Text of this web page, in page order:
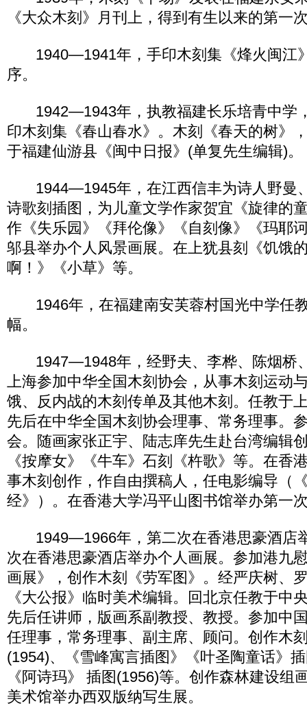
《大众木刻》月刊上，得到有生以来的第一
1940—1941年，手印木刻集《烽火闽江
序。
1942—1943年，执教福建长乐培青中学
印木刻集《春山春水》。木刻《春天的树》
于福建仙游县《闽中日报》(单复先生编辑)。
1944—1945年，在江西信丰为诗人野曼
诗歌刻插图，为儿童文学作家贺宜《旋律的
作《失乐园》《拜伦像》《自刻像》《玛耶
邬县举办个人风景画展。在上犹县刻《饥饿
啊！》《小草》等。
1946年，在福建南安芙蓉村国光中学任
幅。
1947—1948年，经野夫、李桦、陈烟桥
上海参加中华全国木刻协会，从事木刻运动
饿、反内战的木刻传单及其他木刻。任教于
先后在中华全国木刻协会理事、常务理事。
会。随画家张正宇、陆志庠先生赴台湾编辑
《按摩女》《牛车》石刻《杵歌》等。在香
事木刻创作，作自由撰稿人，任电影编导（
经》）。在香港大学冯平山图书馆举办第一
1949—1966年，第二次在香港思豪酒店
次在香港思豪酒店举办个人画展。参加港九
画展》，创作木刻《劳军图》。经严庆树、
《大公报》临时美术编辑。回北京任教于中
先后任讲师，版画系副教授、教授。参加中
任理事，常务理事、副主席、顾问。创作木
(1954)、《雪峰寓言插图》《叶圣陶童话》
《阿诗玛》 插图(1956)等。创作森林建设组
美术馆举办西双版纳写生展。